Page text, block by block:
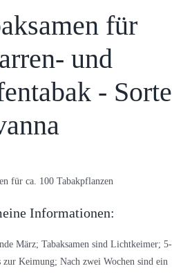
für
und
- Sorte
für ca. 100 Tabakpflanzen
Informationen:
März; Tabaksamen sind Lichtkeimer; 5-
zur Keimung; Nach zwei Wochen sind ein